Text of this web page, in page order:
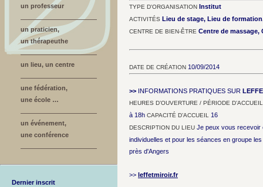
un professeur
un praticien,
un thérapeuthe
un lieu, un centre
une fédération,
une école …
un événement,
une conférence
Dernier inscrit
TYPE D'ORGANISATION Institut
ACTIVITÉS Lieu de stage, Lieu de
CENTRE DE BIEN-ÊTRE Centre de massage,
DATE DE CRÉATION 10/09/2014
>> INFORMATIONS PRATIQUES SUR
HEURES D’OUVERTURE / PÉRIODE D’ACCUEIL
à 18h CAPACITÉ D’ACCUEIL 16
DESCRIPTION DU LIEU Je peux vous recevoir
individuelles et pour les séances en groupe
près d'Angers
>> leffetmiroir.fr